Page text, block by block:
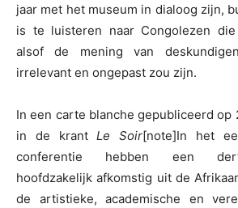
jaar met het museum in dialoog zijn,
is te luisteren naar Congolezen
alsof de mening van
irrelevant en ongepast zou zijn.
In een carte blanche gepubliceerd op
in de krantLe Soir[note]In het
conferentie hebben een
hoofdzakelijk afkomstig uit de
de artistieke, academische en